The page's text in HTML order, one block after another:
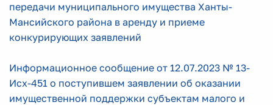
передачи муниципального имущества Ханты-
Мансийского района в аренду и приеме
конкурирующих заявлений
Информационное сообщение от 12.07.2023 № 13-
Исх-451 о поступившем заявлении об оказании
имущественной поддержки субъектам малого и